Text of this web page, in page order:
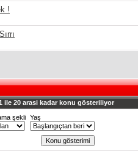
!
ile 20 arasi kadar konu gösteriliyor
şekli Yaş